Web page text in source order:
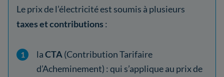
Le prix de l’électricité est soumis à plusieurs
taxes et contributions :
laCTA (Contribution Tarifaire
d’Acheminement) : qui s’applique au prix de